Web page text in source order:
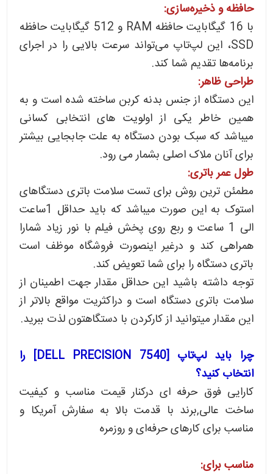
حافظه و ذخیره‌سازی:
با 16 گیگابایت حافظه RAM و 512 گیگابایت حافظه
SSD، این لپ‌تاپ می‌تواند سرعت بالایی را در اجرای
برنامه‌ها تقدیم شما کند.
طراحی ظاهر:
این دستگاه از جنس بدنه کربن ساخته شده است و به
همین خاطر یکی از اولویت های انتخابی کسانی
میباشد که سبک بودن دستگاه به علت جابجایی بیشتر
برای آنان ملاک اصلی بشمار می رود.
طول عمر باتری:
مطمئن ترین روش برای تست سلامت باتری دستگاهای
استوک به این صورت میباشد که باید حداقل 1ساعت
الی 1 ساعت و ربع روی پخش فیلم با نور زیاد شمارا
همراهی کند و درغیر اینصورت فروشگاه موظف است
باتری دستگاه را برای شما تعویض کند.
توجه داشته باشید این حداقل مقدار جهت اطمینان از
سلامت باتری دستگاه است و دراکثریت مواقع بالاتر از
این مقدار میتوانید از کارکردن با دستگاهتون لذت ببرید.
چرا باید لپ‌تاپ [DELL PRECISION 7540] را
انتخاب کنید؟
کارایی فوق حرفه ای درکنار قیمت مناسب و کیفیت
ساخت عالی,برند با قدمت بالا به سفارش آمریکا و
مناسب برای کارهای حرفه‌ای و روزمره
مناسب برای: